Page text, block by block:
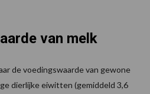
van melk
de voedingswaarde van gewone
dierlijke eiwitten (gemiddeld 3,6